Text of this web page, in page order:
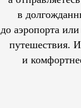
в
до аэропорта
путешествия.
и